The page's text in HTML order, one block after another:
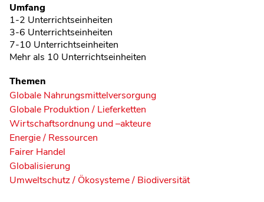
Umfang
1-2 Unterrichtseinheiten
3-6 Unterrichtseinheiten
7-10 Unterrichtseinheiten
Mehr als 10 Unterrichtseinheiten
Themen
Globale Nahrungsmittelversorgung
Globale Produktion / Lieferketten
Wirtschaftsordnung und –akteure
Energie / Ressourcen
Fairer Handel
Globalisierung
Umweltschutz / Ökosysteme / Biodiversität